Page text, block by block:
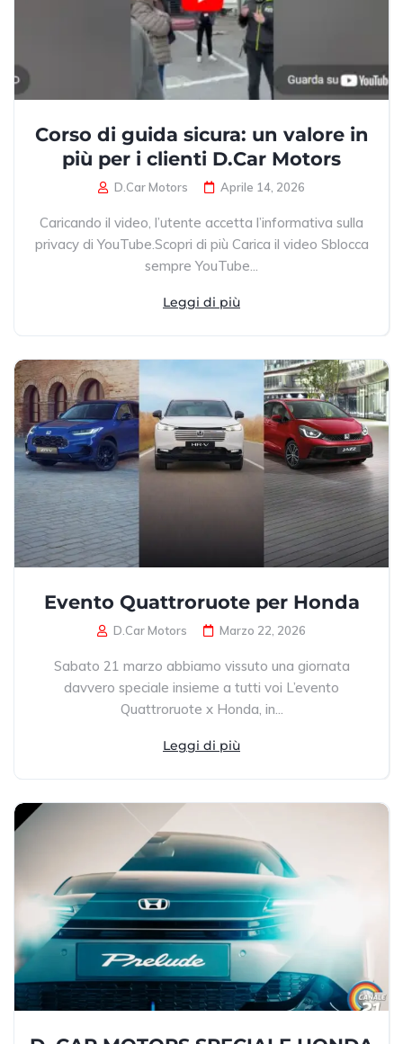
Corso di guida sicura: un valore in
più per i clienti D.Car Motors
D.Car Motors Aprile 14, 2026
Caricando il video, l’utente accetta l’informativa sulla
privacy di YouTube.Scopri di più Carica il video Sblocca
sempre YouTube...
Leggi di più
Evento Quattroruote per Honda
D.Car Motors Marzo 22, 2026
Sabato 21 marzo abbiamo vissuto una giornata
davvero speciale insieme a tutti voi L’evento
Quattroruote x Honda, in...
Leggi di più